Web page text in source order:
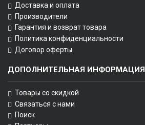
Доставка и оплата
Производители
Гарантия и возврат товара
Политика конфиденциальности
Договор оферты
ДОПОЛНИТЕЛЬНАЯ ИНФОРМАЦИЯ
Товары со скидкой
Связаться с нами
Поиск